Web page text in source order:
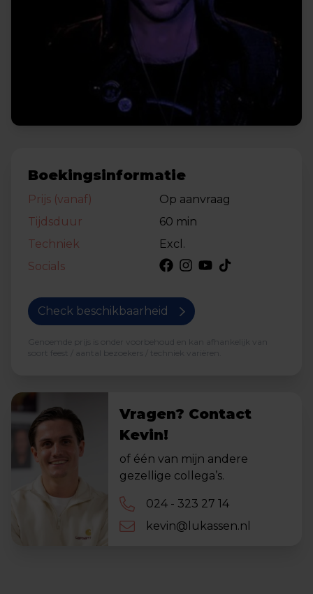
Boekingsinformatie
Prijs (vanaf)
Op aanvraag
Tijdsduur
60 min
Techniek
Excl.
Socials
Check beschikbaarheid
Genoemde prijs is onder voorbehoud en kan afhankelijk van
soort feest / aantal bezoekers / techniek variëren.
Vragen? Contact
Kevin!
of één van mijn andere
gezellige collega’s.
024 - 323 27 14
kevin@lukassen.nl